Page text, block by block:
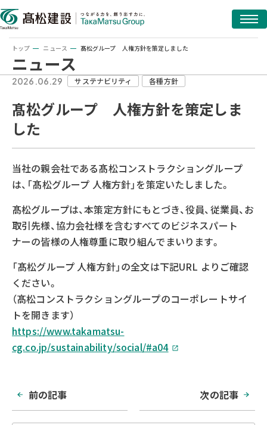
トップ ニュース 髙松グループ 人権方針を策定しました
ニュース
2026.06.29 サステナビリティ 各種方針
髙松グループ 人権方針を策定しま
した
当社の親会社である髙松コンストラクショングループ
は、「髙松グループ 人権方針」を策定いたしました。
髙松グループは、本策定方針にもとづき、役員、従業員、お
取引先様、協力会社様を含むすべてのビジネスパート
ナーの皆様の人権尊重に取り組んでまいります。
「髙松グループ 人権方針」の全文は下記URL よりご確認
ください。
（髙松コンストラクショングループのコーポレートサイ
トを開きます）
https://www.takamatsu-
cg.co.jp/sustainability/social/#a04
前の記事 次の記事